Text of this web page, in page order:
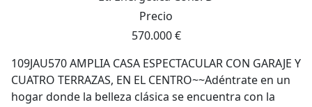
Precio
570.000 €
109JAU570 AMPLIA CASA ESPECTACULAR CON GARAJE Y
CUATRO TERRAZAS, EN EL CENTRO~~Adéntrate en un
hogar donde la belleza clásica se encuentra con la